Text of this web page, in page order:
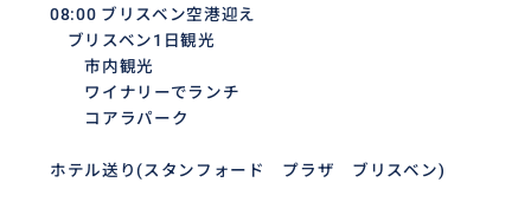
08:00 ブリスベン空港迎え
ブリスベン1日観光
市内観光
ワイナリーでランチ
コアラパーク
ホテル送り(スタンフォード プラザ ブリスベン)